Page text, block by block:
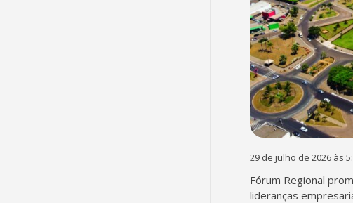
29 de julho de 2026 às
Fórum Regional
lideranças